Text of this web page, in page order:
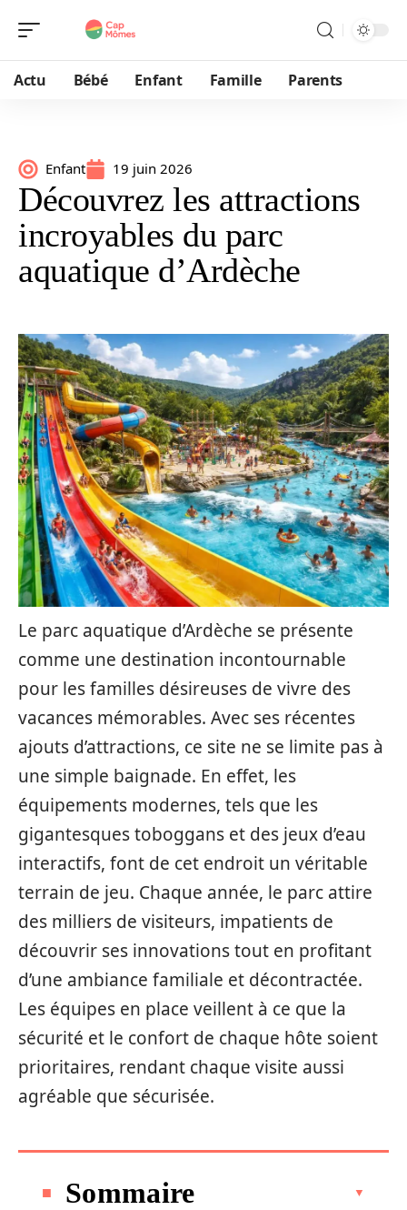
Actu Bébé Enfant Famille Parents
Enfant 19 juin 2026
Découvrez les attractions
incroyables du parc
aquatique d’Ardèche
Le parc aquatique d’Ardèche se présente
comme une destination incontournable
pour les familles désireuses de vivre des
vacances mémorables. Avec ses récentes
ajouts d’attractions, ce site ne se limite pas à
une simple baignade. En effet, les
équipements modernes, tels que les
gigantesques toboggans et des jeux d’eau
interactifs, font de cet endroit un véritable
terrain de jeu. Chaque année, le parc attire
des milliers de visiteurs, impatients de
découvrir ses innovations tout en profitant
d’une ambiance familiale et décontractée.
Les équipes en place veillent à ce que la
sécurité et le confort de chaque hôte soient
prioritaires, rendant chaque visite aussi
agréable que sécurisée.
Sommaire